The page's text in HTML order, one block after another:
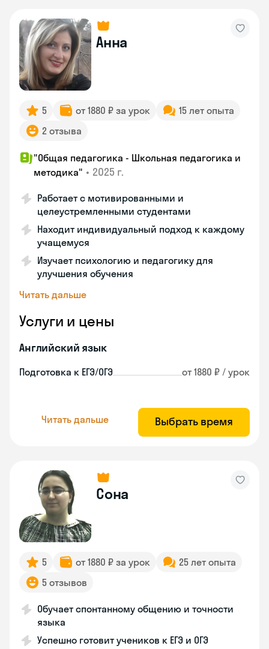
Анна
5 от 1880 ₽ за урок
15 лет опыта
2 отзыва
"Общая педагогика - Школьная педагогика и
методика" • 2025 г.
Работает с мотивированными и
целеустремленными студентами
Находит индивидуальный подход к каждому
учащемуся
Изучает психологию и педагогику для
улучшения обучения
Читать дальше
Услуги и цены
Английский язык
Подготовка к ЕГЭ/ОГЭ от 1880 ₽ / урок
Читать дальше Выбрать время
Сона
5 от 1880 ₽ за урок
25 лет опыта
5 отзывов
Обучает спонтанному общению и точности
языка
Успешно готовит учеников к ЕГЭ и ОГЭ